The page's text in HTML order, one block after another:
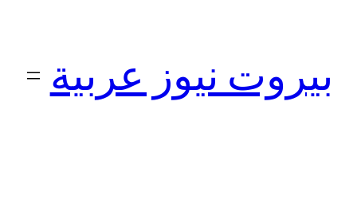
بيروت نيوز عربية